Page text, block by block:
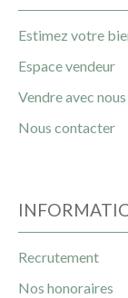
Estimez votre
Espace vendeur
Vendre avec nous
Nous contacter
Recrutement
Nos honoraires